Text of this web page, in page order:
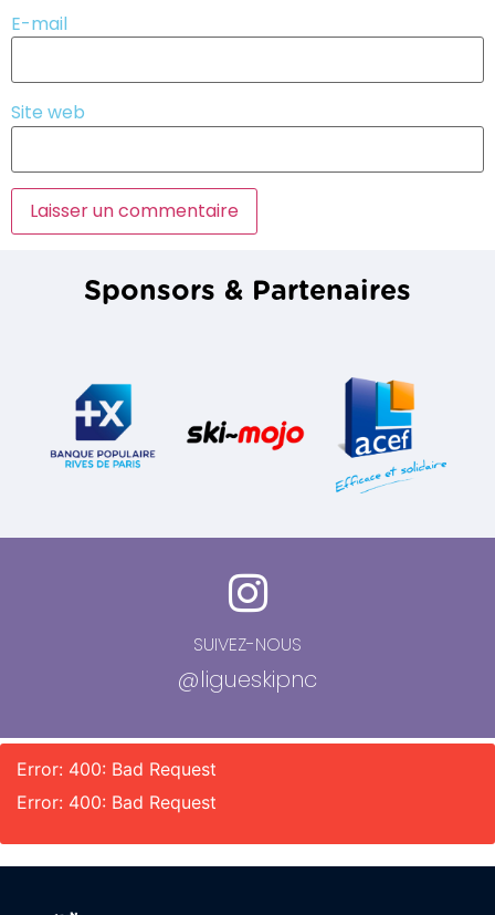
E-mail
Site web
Sponsors & Partenaires
SUIVEZ-NOUS
@ligueskipnc
Error: 400: Bad Request
Error: 400: Bad Request